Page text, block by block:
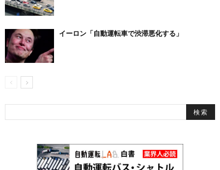
イーロン「自動運転車で渋滞悪化する」